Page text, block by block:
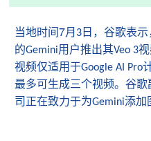
当地时间7月 3 日，谷歌表
的Gemini用户推出其Veo 3
视频仅适用于Google AI Pro
最多可生成三个视频。谷歌
司正在致力于为Gemini添加